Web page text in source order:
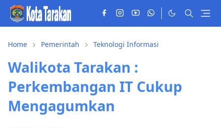
Home Pemerintah Teknologi Informasi
Walikota Tarakan :
Perkembangan IT Cukup
Mengagumkan